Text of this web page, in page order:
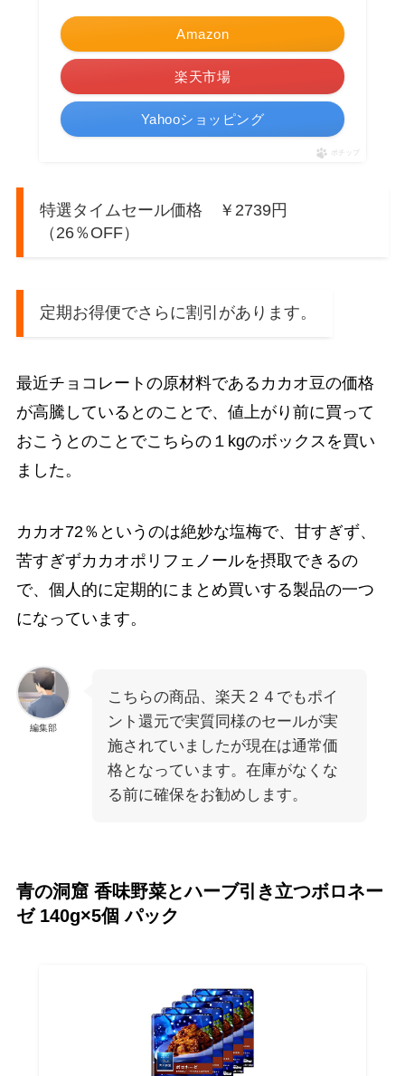
Amazon
楽天市場
Yahooショッピング
ポチップ
特選タイムセール価格 ￥2739円
（26％OFF）
定期お得便でさらに割引があります。
最近チョコレートの原材料であるカカオ豆の価格
が高騰しているとのことで、値上がり前に買って
おこうとのことでこちらの１kgのボックスを買い
ました。
カカオ72％というのは絶妙な塩梅で、甘すぎず、
苦すぎずカカオポリフェノールを摂取できるの
で、個人的に定期的にまとめ買いする製品の一つ
になっています。
編集部
こちらの商品、楽天２４でもポイ
ント還元で実質同様のセールが実
施されていましたが現在は通常価
格となっています。在庫がなくな
る前に確保をお勧めします。
青の洞窟 香味野菜とハーブ引き立つボロネー
ゼ 140g×5個 パック